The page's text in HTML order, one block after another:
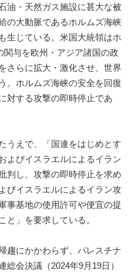
油・天然ガス施設に甚大な被
の大動脈であるホルムズ海峡
生じている。米国大統領はホ
関与を欧州・アジア諸国の政
さらに拡大・激化させ、世界
。ホルムズ海峡の安全を回復
対する攻撃の即時停止であ
うえで、「国連をはじめとす
よびイスラエルによるイラン
判し、攻撃の即時停止を求め
びイスラエルによるイラン攻
事基地の使用許可や便宜の提
と」を要求している。
趨にかかわらず、パレスチナ
会決議（2024年9月19日）